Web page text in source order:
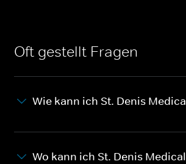
Oft gestellt Fragen
Wie kann ich St. Denis
Wo kann ich St. Denis